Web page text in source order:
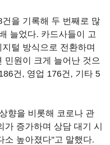
을 기록해 두 번째로 많
늘었다. 카드사들이 고
털 방식으로 전환하며
민원이 크게 늘어난 것으
건, 영업 176건, 기타 5
향을 비롯해 코로나 관
증가하며 상담 대기 시
소 높아졌다"고 말했다.